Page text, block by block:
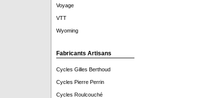
Voyage
VTT
Wyoming
Fabricants Artisans
Cycles Gilles Berthoud
Cycles Pierre Perrin
Cycles Roulcouché